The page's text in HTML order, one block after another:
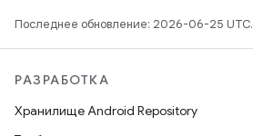
Последнее обновление: 2026-06-25 UTC.
РАЗРАБОТКА
Хранилище Android Repository